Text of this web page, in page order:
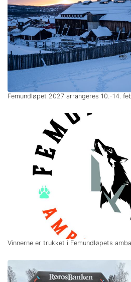
Femundløpet 2027 arrangeres 10.-14.
Vinnerne er trukket i Femundløpets